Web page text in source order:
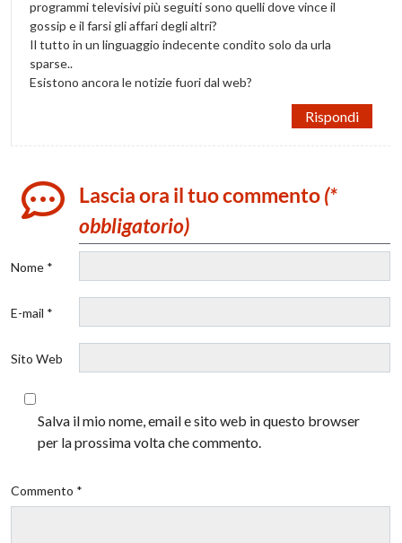
programmi televisivi più seguiti sono quelli dove vince il
gossip e il farsi gli affari degli altri?
Il tutto in un linguaggio indecente condito solo da urla
sparse..
Esistono ancora le notizie fuori dal web?
Rispondi
Lascia ora il tuo commento(*
obbligatorio)
Nome *
E-mail *
Sito Web
Salva il mio nome, email e sito web in questo browser
per la prossima volta che commento.
Commento *